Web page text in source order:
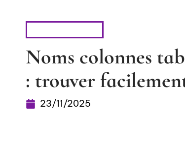
Noms colonnes
: trouver
23/11/2025